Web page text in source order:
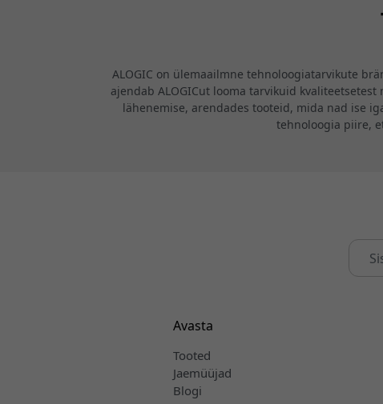
ALOGIC on ülemaailmne tehnoloogiatarvikute
ajendab ALOGICut looma tarvikuid
lähenemise, arendades tooteid, mida nad ise
tehnoloogia piire,
Avasta
Tooted
Jaemüüjad
Blogi